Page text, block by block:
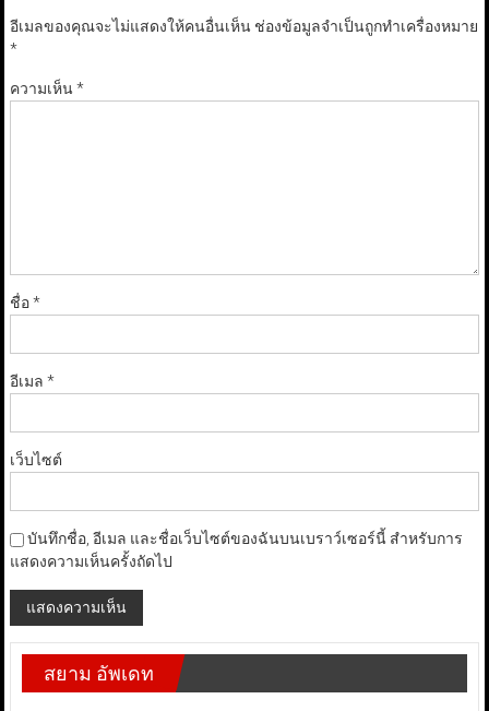
อีเมลของคุณจะไม่แสดงให้คนอื่นเห็น ช่องข้อมูลจำเป็นถูกทำเครื่องหมาย
*
ความเห็น*
ชื่อ*
อีเมล *
เว็บไซต์
บันทึกชื่อ, อีเมล และชื่อเว็บไซต์ของฉันบนเบราว์เซอร์นี้ สำหรับการ
แสดงความเห็นครั้งถัดไป
สยาม อัพเดท